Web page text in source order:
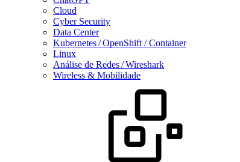
Cloud
Cyber Security
Data Center
Kubernetes / OpenShift / Container
Linux
Análise de Redes / Wireshark
Wireless & Mobilidade